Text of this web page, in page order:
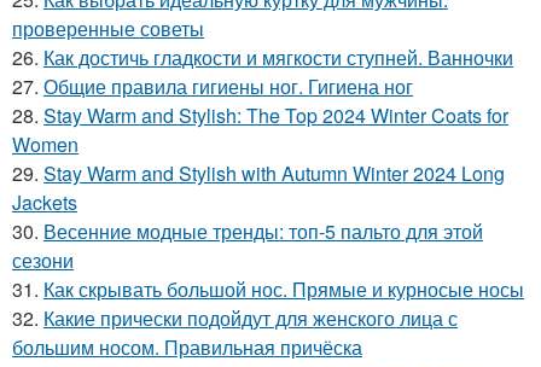
проверенные советы
26. Как достичь гладкости и мягкости ступней. Ванночки
27. Общие правила гигиены ног. Гигиена ног
28. Stay Warm and Stylish: The Top 2024 Winter Coats for
Women
29. Stay Warm and Stylish with Autumn Winter 2024 Long
Jackets
30. Весенние модные тренды: топ-5 пальто для этой
сезони
31. Как скрывать большой нос. Прямые и курносые носы
32. Какие прически подойдут для женского лица с
большим носом. Правильная причёска